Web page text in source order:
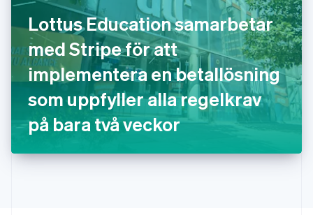
Lottus Education samarbetar
med Stripe för att
implementera en betallösning
som uppfyller alla regelkrav
på bara två veckor
日本語English
Kanada
EnglishFrançais
Kroatien
English Italiano
Lettland
Liechtenstein
Deutsch English
Litauen
Luxemburg